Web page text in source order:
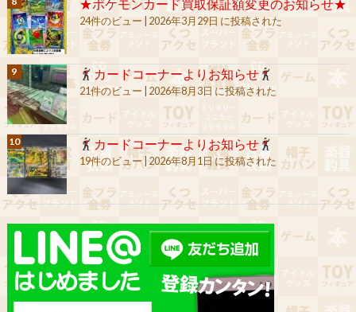
★ポケモンカード買取保証額変更のお知らせ★
24件のビュー 2026年3月29日 に投稿された
カードコーナーよりお知らせ
21件のビュー 2026年8月3日 に投稿された
カードコーナーよりお知らせ
19件のビュー|2026年8月1日 に投稿された